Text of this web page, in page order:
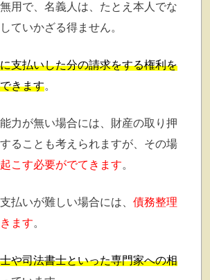
用で、名義人は、たとえ本人でな
ていかざる得ません。
支払いした分の請求をする権利を
きます。
力が無い場合には、財産の取り押
ることも考えられますが、その場
こす必要がでてきます。
払いが難しい場合には、 債務整理
ます。
や司法書士といった専門家への相